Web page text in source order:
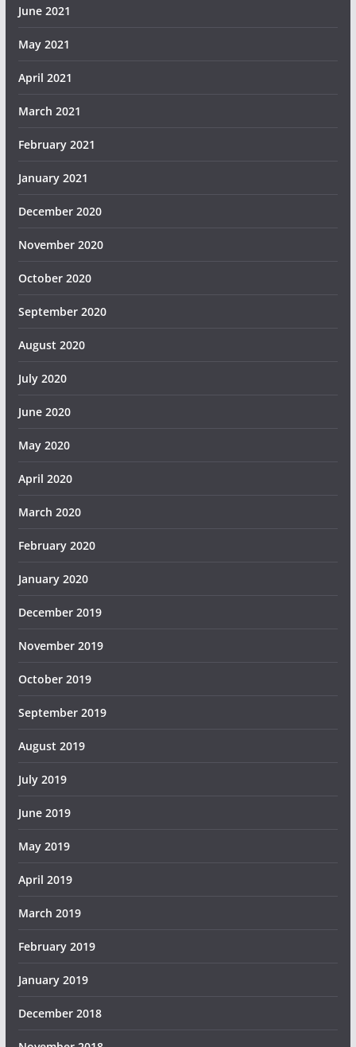
June 2021
May 2021
April 2021
March 2021
February 2021
January 2021
December 2020
November 2020
October 2020
September 2020
August 2020
July 2020
June 2020
May 2020
April 2020
March 2020
February 2020
January 2020
December 2019
November 2019
October 2019
September 2019
August 2019
July 2019
June 2019
May 2019
April 2019
March 2019
February 2019
January 2019
December 2018